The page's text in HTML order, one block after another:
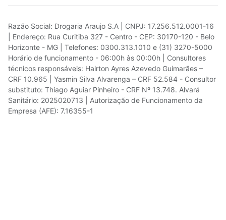
Razão Social: Drogaria Araujo S.A | CNPJ: 17.256.512.0001-16
| Endereço: Rua Curitiba 327 - Centro - CEP: 30170-120 - Belo
Horizonte - MG | Telefones: 0300.313.1010 e (31) 3270-5000
Horário de funcionamento - 06:00h às 00:00h | Consultores
técnicos responsáveis: Hairton Ayres Azevedo Guimarães –
CRF 10.965 | Yasmin Silva Alvarenga – CRF 52.584 - Consultor
substituto: Thiago Aguiar Pinheiro - CRF Nº 13.748. Alvará
Sanitário: 2025020713 | Autorização de Funcionamento da
Empresa (AFE): 7.16355-1